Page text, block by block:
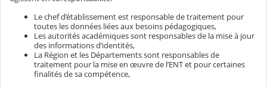
Le chef d’établissement est responsable de traitement pour
toutes les données liées aux besoins pédagogiques,
Les autorités académiques sont responsables de la mise à jour
des informations d’identités,
La Région et les Départements sont responsables de
traitement pour la mise en œuvre de l’ENT et pour certaines
finalités de sa compétence,